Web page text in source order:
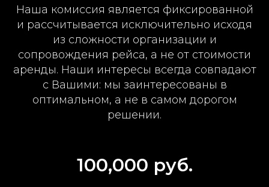
Наша комиссия является фиксированной
и рассчитывается исключительно исходя
из сложности организации и
сопровождения рейса, а не от стоимости
аренды. Наши интересы всегда совпадают
с Вашими: мы заинтересованы в
оптимальном, а не в самом дорогом
решении.
100,000 руб.